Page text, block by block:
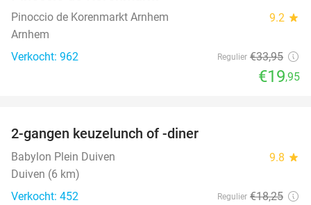
Pinoccio de Korenmarkt Arnhem 9.2 star
Arnhem
Verkocht: 962
Regulier €33,95
€19,95
2-gangen keuzelunch of -diner
Babylon Plein Duiven 9.8 star
Duiven (6 km)
Verkocht: 452
Regulier €18,25